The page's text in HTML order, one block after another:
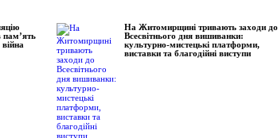
пам’ять
На Житомирщині тривають заходи до
Всесвітнього дня вишиванки:
культурно-мистецькі платформи,
виставки та благодійні виступи